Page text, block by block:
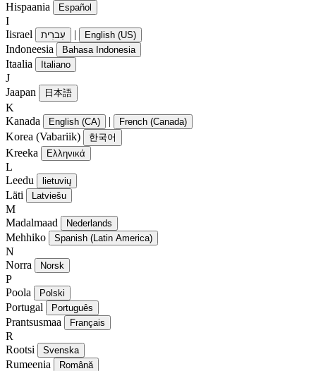
Hispaania Español
I
Iisrael
עִברִית | English (US)
Indoneesia Bahasa Indonesia
Itaalia Italiano
J
Jaapan
日本語
K
Kanada
English (CA) | French (Canada)
Korea (Vabariik) 한국어
Kreeka Ελληνικά
L
Leedu
lietuvių
Läti Latviešu
M
Madalmaad
Nederlands
Mehhiko Spanish (Latin America)
N
Norra
Norsk
P
Poola
Polski
Portugal Português
Prantsusmaa Français
R
Rootsi
Svenska
Rumeenia Română